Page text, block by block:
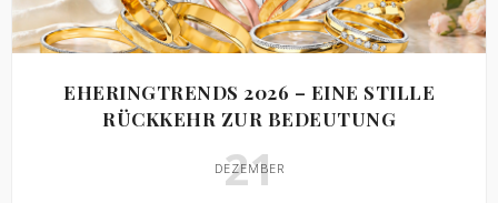
EHERINGTRENDS 2026 – EINE STILLE
RÜCKKEHR ZUR BEDEUTUNG
21
DEZEMBER